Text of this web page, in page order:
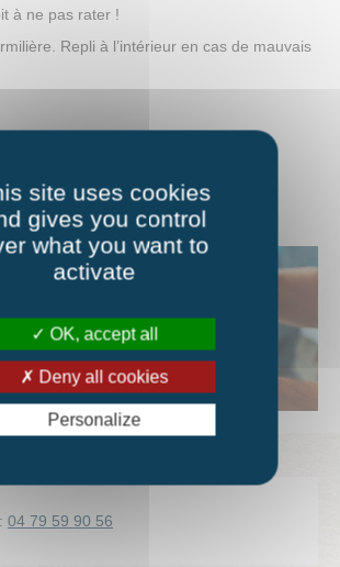
à ne pas rater !
Repli à l’intérieur en cas de mauvais
04 79 59 90 56
site uses cookies
gives you control
what you want to
activate
OK, accept all
Deny all cookies
Personalize